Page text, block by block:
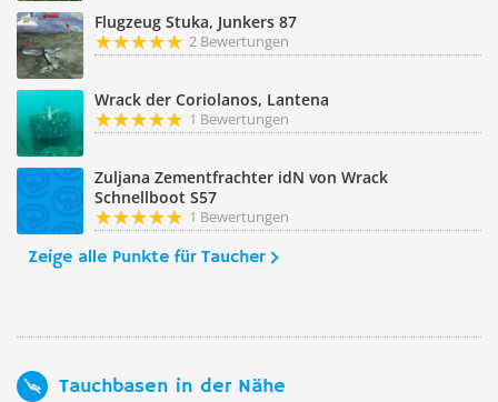
Flugzeug Stuka, Junkers 87
2 Bewertungen
Wrack der Coriolanos, Lantena
1 Bewertungen
Zuljana Zementfrachter idN von Wrack
Schnellboot S57
1 Bewertungen
Zeige alle Punkte für Taucher
Tauchbasen in der Nähe